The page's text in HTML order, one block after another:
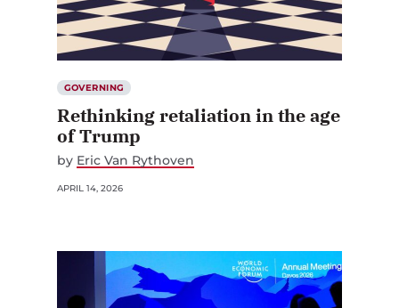
GOVERNING
Rethinking retaliation in the age
of Trump
by Eric Van Rythoven
APRIL 14, 2026